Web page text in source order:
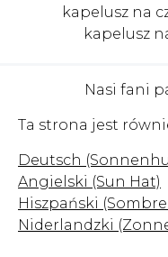
kapelusz na
kapelusz
Nasi fani
Ta strona jest
Deutsch
Angielski (Sun Hat)
Hiszpański
Niderlandzki